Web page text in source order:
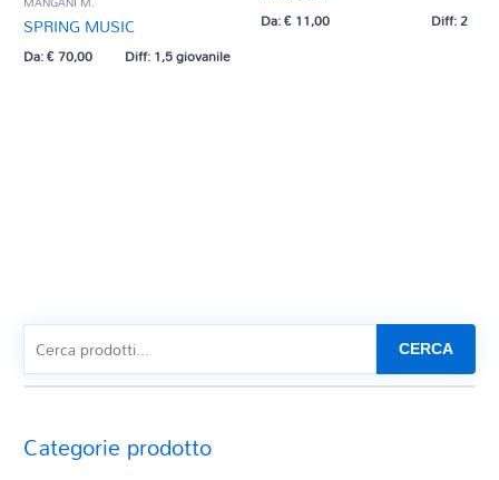
SPRING MUSIC
Da:€70,00 Diff: 1,5 giovanile
Da:€11,00 Diff: 2
CERCA
Categorie prodotto